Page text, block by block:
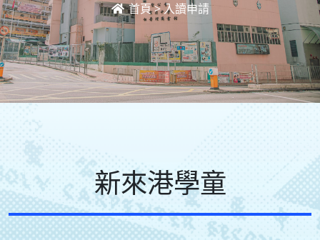
首頁>入讀申請
新來港學童